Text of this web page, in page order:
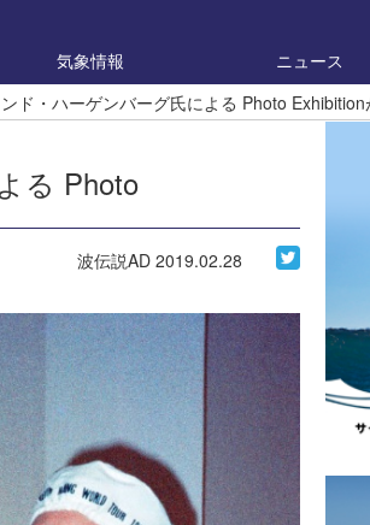
気象情報 ニュース
ド・ハーゲンバーグ氏による Photo Exhibition
る Photo
波伝説AD 2019.02.28